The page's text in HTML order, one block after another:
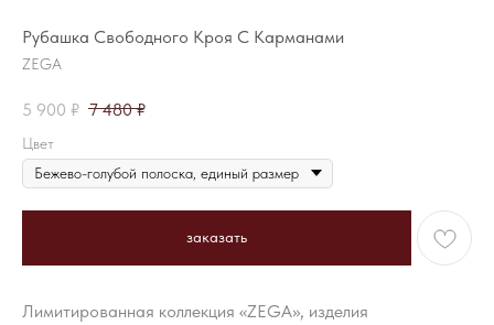
Рубашка Свободного Кроя С Карманами
ZEGA
5 900 ₽ 7 480 ₽
Цвет
заказать
Лимитированная коллекция «ZEGA», изделия